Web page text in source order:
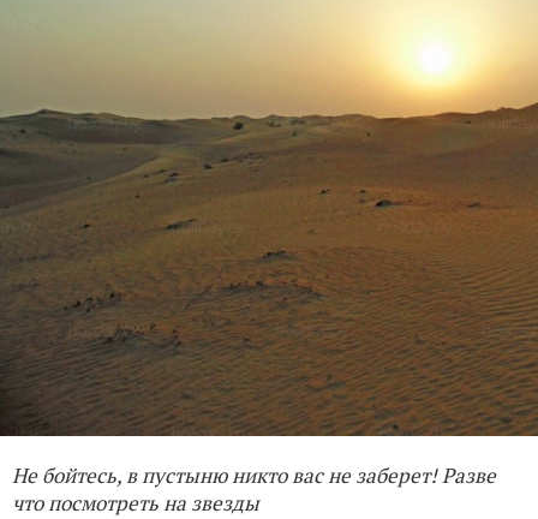
Не бойтесь, в пустыню никто вас не заберет! Разве
что посмотреть на звезды